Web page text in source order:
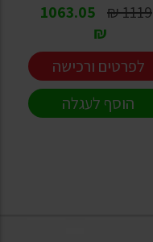
1119 ₪
1063.05
₪
לפרטים ורכישה
הוסף לעגלה